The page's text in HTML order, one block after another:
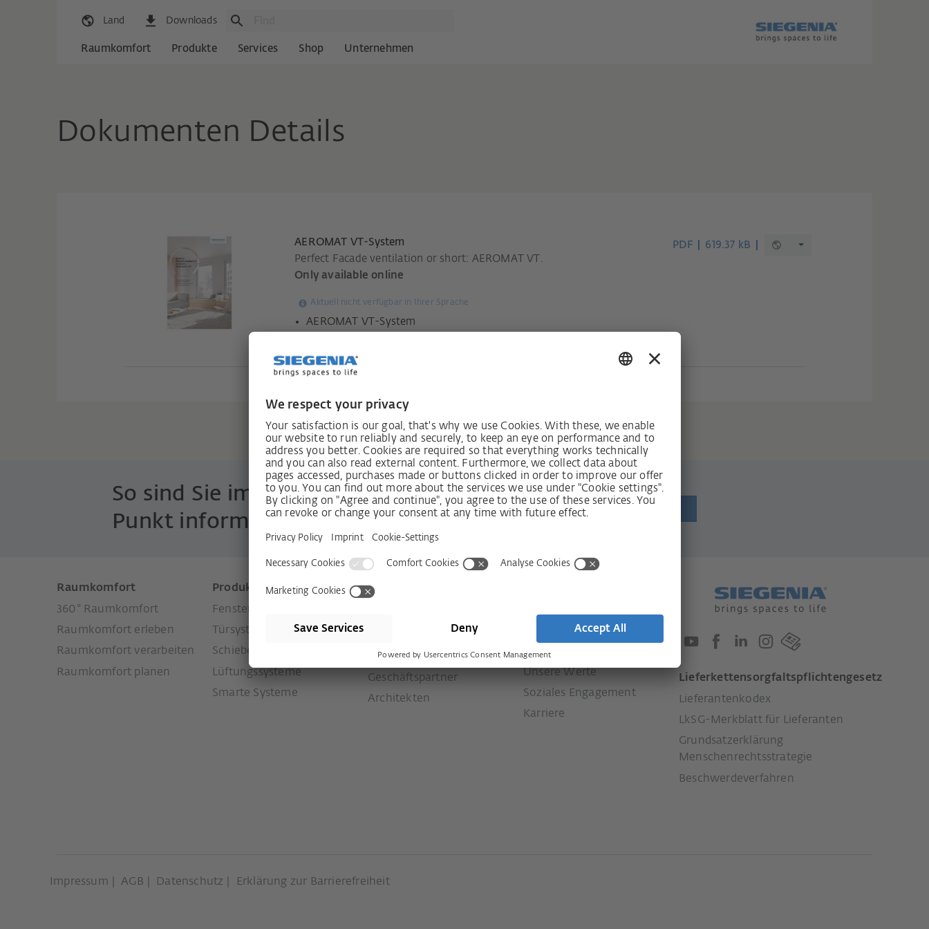
Land Downloads
Raumkomfort Produkte Services Shop Unternehmen
Dokumenten Details
AEROMAT VT-System
Perfect Facade ventilation or short: AEROMAT VT.
Only available online
Aktuell nicht verfügbar in Ihrer Sprache
AEROMAT VT-System
PDF 619.37 kB
So sind Sie immer auf den
Punkt informiert!
Newsletter erhalten
Raumkomfort
360° Raumkomfort
Raumkomfort erleben
Raumkomfort verarbeiten
Raumkomfort planen
Produkte
Fenstersysteme
Türsysteme
Schiebetürsysteme
Lüftungssysteme
Smarte Systeme
Shop
Downloads
Geschäftspartner
Architekten
Historie
Unsere Werte
Soziales Engagement
Karriere
Lieferkettensorgfaltspflichtengesetz
Lieferantenkodex
LkSG-Merkblatt für Lieferanten
Grundsatzerklärung
Menschenrechtsstrategie
Beschwerdeverfahren
Impressum AGB Datenschutz Erklärung zur Barrierefreiheit